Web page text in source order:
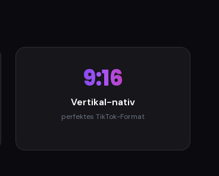
9:16
Vertikal-nativ
perfektes TikTok-Format